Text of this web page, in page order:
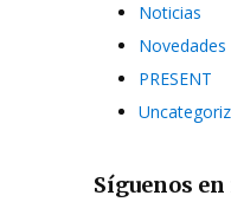
Noticias
Novedades
PRESENT
Síguenos en